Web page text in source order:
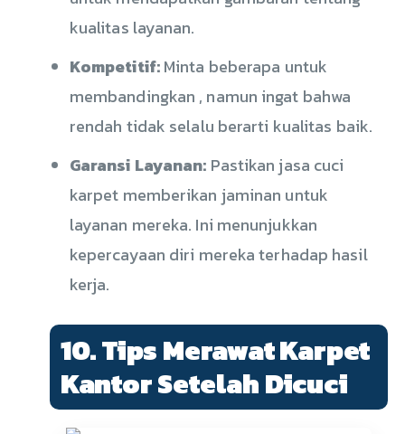
kualitas layanan.
Kompetitif:Minta beberapa untuk
membandingkan , namun ingat bahwa
rendah tidak selalu berarti kualitas baik.
Garansi Layanan: Pastikan jasa cuci
karpet memberikan jaminan untuk
layanan mereka. Ini menunjukkan
kepercayaan diri mereka terhadap hasil
kerja.
10. Tips Merawat Karpet
Kantor Setelah Dicuci